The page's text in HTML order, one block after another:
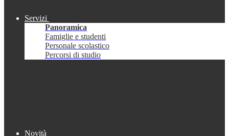
Servizi
Panoramica
Famiglie e studenti
Personale scolastico
Percorsi di studio
Novità